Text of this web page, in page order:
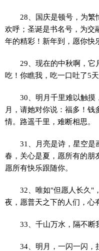
28、国庆是顿号，为
欢呼；圣诞是书名号，为交
年的精彩！新年到，愿你快
29、现在的中秋啊，
吃！你瞧我，吃一口吐了5
30、明月千里难以触摸
月，请她对你说：福多！
情。路遥千里，难断相思。
31、月亮是诗，星空是
春，关心是夏，愿所有的朋
愿所有快乐跟随你。
32、唯如"但愿人长久"
夜，愿普天之下的人们，心
33、千山万水，隔不断
34、明月，一闪一闪，